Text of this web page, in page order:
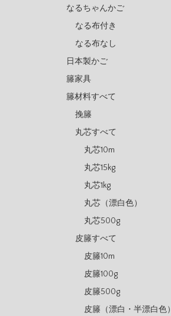
なるちゃんかご
なる布付き
なる布なし
日本製かご
籐家具
籐材料すべて
挽籐
丸芯すべて
丸芯10m
丸芯15kg
丸芯1kg
丸芯（漂白色）
丸芯500g
皮籐すべて
皮籐10m
皮籐100g
皮籐500g
皮籐（漂白・半漂白色）